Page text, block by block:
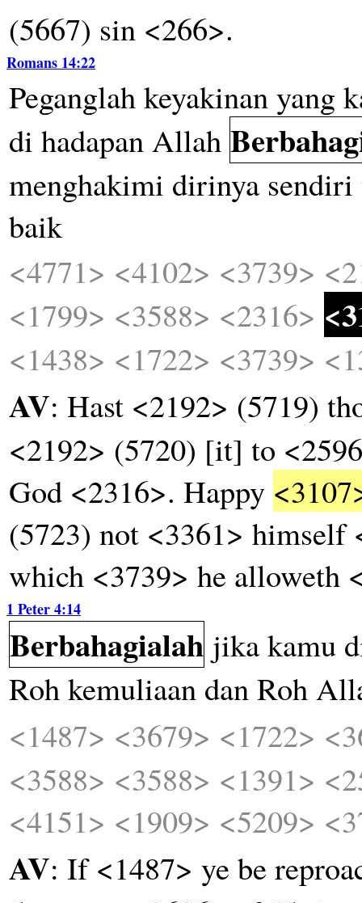
(5667) sin <266>.
Romans 14:22
Peganglahkeyakinanyang
di hadapanAllah
menghakimi dirinya sendiri
baik
<4771> <4102> <3739>
<1799> <3588> <2316>
<1438> <1722> <3739>
AV: Hast <2192> (5719)
<2192> (5720) [it] to
God <2316>. Happy
(5723) not <3361>
which <3739> he alloweth
1 Peter 4:14
Berbahagialah jikakamu
Rohkemuliaan danRoh
<1487> <3679> <1722>
<3588> <3588> <1391>
<4151> <1909> <5209>
AV: If <1487> ye be